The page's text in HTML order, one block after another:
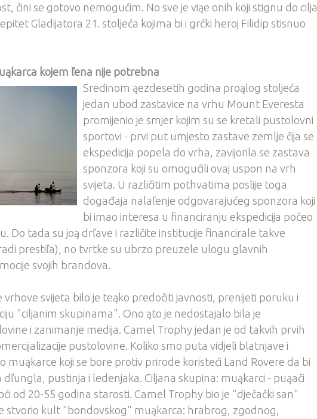
čini se gotovo nemogućim. No sve je viąe onih koji stignu do cilja
Gladijatora 21. stoljeća kojima bi i grčki heroj Filidip stisnuo
kojem ľena nije potrebna
Sredinom ąezdesetih godina proąlog stoljeća
jedan ubod zastavice na vrhu Mount Everesta
promijenio je smjer kojim su se kretali pustolovni
sportovi - prvi put umjesto zastave zemlje čija se
ekspedicija popela do vrha, zavijorila se zastava
sponzora koji su omogućili ovaj uspon na vrh
svijeta. U različitim pothvatima poslije toga
događaja nalaľenje odgovarajućeg sponzora koji
bi imao interesa u financiranju ekspedicija počeo
Do tada su joą drľave i različite institucije financirale takve
prestiľa), no tvrtke su ubrzo preuzele ulogu glavnih
svojih brandova.
vrhove svijeta bilo je teąko predočiti javnosti, prenijeti poruku i
"ciljanim skupinama". Ono ąto je nedostajalo bila je
i zanimanje medija. Camel Trophy jedan je od takvih prvih
pustolovine. Koliko smo puta vidjeli blatnjave i
muąkarce koji se bore protiv prirode koristeći Land Rovere da bi
pustinja i ledenjaka. Ciljana skupina: muąkarci - puąači
od 20-55 godina starosti. Camel Trophy bio je "dječački san"
stvorio kult "bondovskog" muąkarca: hrabrog, zgodnog,